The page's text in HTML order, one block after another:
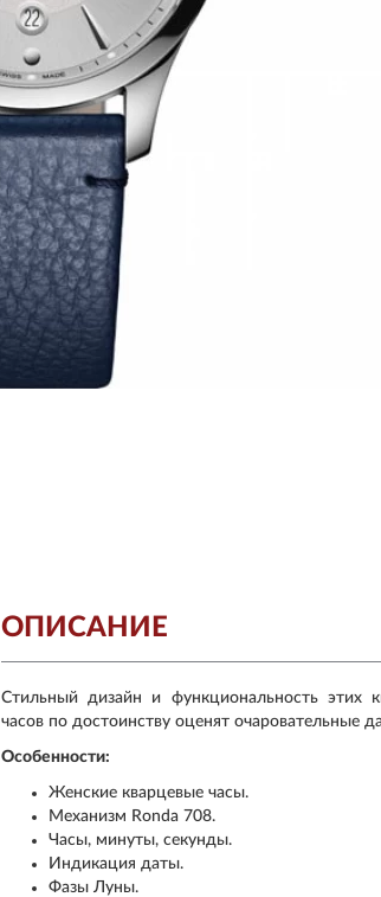
ОПИСАНИЕ
Стильный дизайн и функциональность этих
часов по достоинству оценят очаровательные
Особенности:
Женские кварцевые часы.
Механизм Ronda 708.
Часы, минуты, секунды.
Индикация даты.
Фазы Луны.